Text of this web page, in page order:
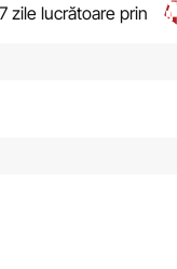
zile lucrătoare prin